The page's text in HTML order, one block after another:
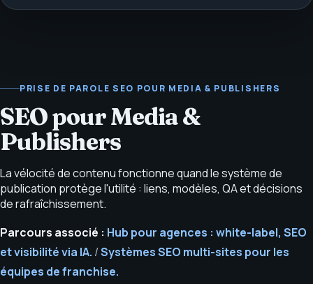
PRISE DE PAROLE SEO POUR MEDIA & PUBLISHERS
SEO pour Media &
Publishers
La vélocité de contenu fonctionne quand le système de
publication protège l'utilité : liens, modèles, QA et décisions
de rafraîchissement.
Parcours associé : Hub pour agences : white-label, SEO
et visibilité via IA. /Systèmes SEO multi-sites pour les
équipes de franchise.